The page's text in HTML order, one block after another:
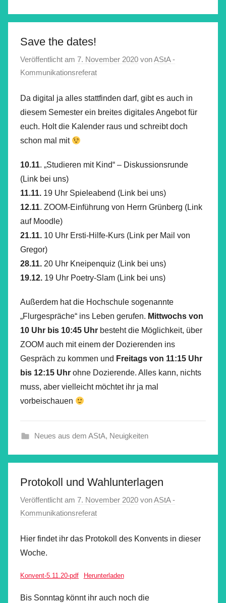
Save the dates!
Veröffentlicht am 7. November 2020 vonAStA -
Kommunikationsreferat
Da digital ja alles stattfinden darf, gibt es auch in
diesem Semester ein breites digitales Angebot für
euch. Holt die Kalender raus und schreibt doch
schon mal mit
10.11. „Studieren mit Kind“ – Diskussionsrunde
(Link bei uns)
11.11. 19 Uhr Spieleabend (Link bei uns)
12.11. ZOOM-Einführung von Herrn Grünberg (Link
auf Moodle)
21.11. 10 Uhr Ersti-Hilfe-Kurs (Link per Mail von
Gregor)
28.11. 20 Uhr Kneipenquiz (Link bei uns)
19.12. 19 Uhr Poetry-Slam (Link bei uns)
Außerdem hat die Hochschule sogenannte
„Flurgespräche“ ins Leben gerufen. Mittwochs von
10 Uhr bis 10:45 Uhr besteht die Möglichkeit, über
ZOOM auch mit einem der Dozierenden ins
Gespräch zu kommen und Freitags von 11:15 Uhr
bis 12:15 Uhr ohne Dozierende. Alles kann, nichts
muss, aber vielleicht möchtet ihr ja mal
vorbeischauen
Neues aus dem AStA, Neuigkeiten
Protokoll und Wahlunterlagen
Veröffentlicht am 7. November 2020 vonAStA -
Kommunikationsreferat
Hier findet ihr das Protokoll des Konvents in dieser
Woche.
Konvent-5.11.20-pdf Herunterladen
Bis Sonntag könnt ihr auch noch die